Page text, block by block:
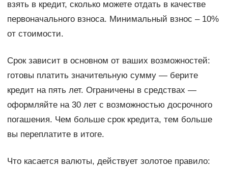
взять в кредит, сколько можете отдать в качестве
первоначального взноса. Минимальный взнос – 10%
от стоимости.
Срок зависит в основном от ваших возможностей:
готовы платить значительную сумму ― берите
кредит на пять лет. Ограничены в средствах ―
оформляйте на 30 лет с возможностью досрочного
погашения. Чем больше срок кредита, тем больше
вы переплатите в итоге.
Что касается валюты, действует золотое правило: